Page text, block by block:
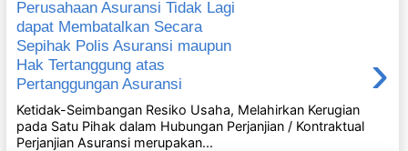
Perusahaan Asuransi Tidak Lagi
dapat Membatalkan Secara
Sepihak Polis Asuransi maupun
Hak Tertanggung atas
Pertanggungan Asuransi
›
Ketidak-Seimbangan Resiko Usaha, Melahirkan Kerugian
pada Satu Pihak dalam Hubungan Perjanjian / Kontraktual
Perjanjian Asuransi merupakan...